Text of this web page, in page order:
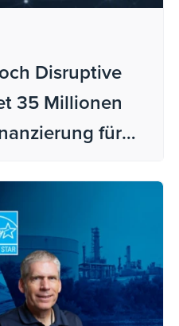
Disruptive
35 Millionen
für